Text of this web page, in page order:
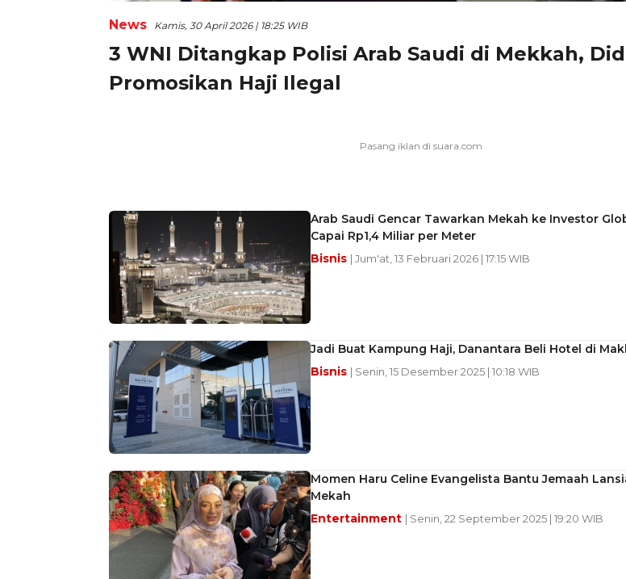
News Kamis, 30 April 2026 | 18:25 WIB
3 WNI Ditangkap Polisi Arab Saudi di Mekkah,
Promosikan Haji Ilegal
Arab Saudi Gencar Tawarkan Mekah ke Investor
Capai Rp1,4 Miliar per Meter
Bisnis | Jum'at, 13 Februari 2026 | 17:15 WIB
Jadi Buat Kampung Haji, Danantara Beli Hotel di
Bisnis | Senin, 15 Desember 2025 | 10:18 WIB
Momen Haru Celine Evangelista Bantu Jemaah
Mekah
Entertainment | Senin, 22 September 2025 | 19:20 WIB